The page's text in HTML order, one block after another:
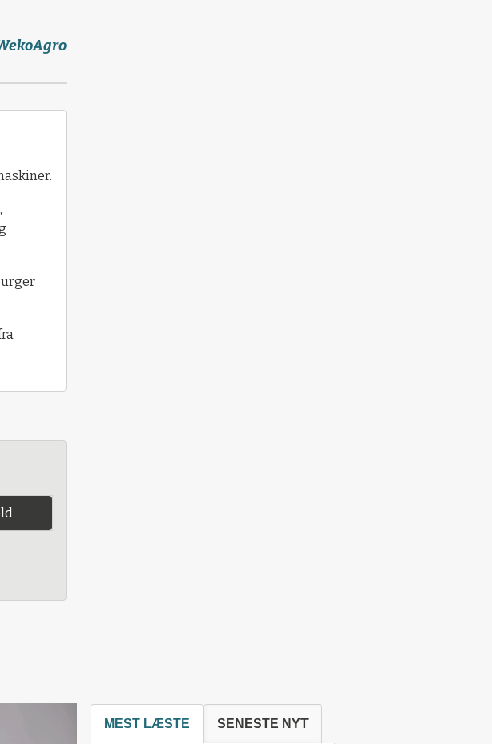
MEST LÆSTE SENESTE NYT